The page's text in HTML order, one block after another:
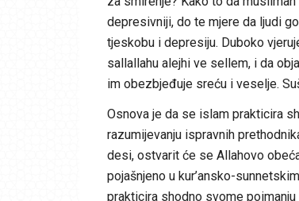
depresivniji, do te mjere da ljudi
tjeskobu i depresiju. Duboko
sallallahu alejhi ve sellem, i da
im obezbjeđuje sreću i veselje.
Osnova je da se islam prakticira
razumijevanju ispravnih
desi, ostvarit će se Allahovo
pojašnjeno u kur’ansko-
prakticira shodno svome